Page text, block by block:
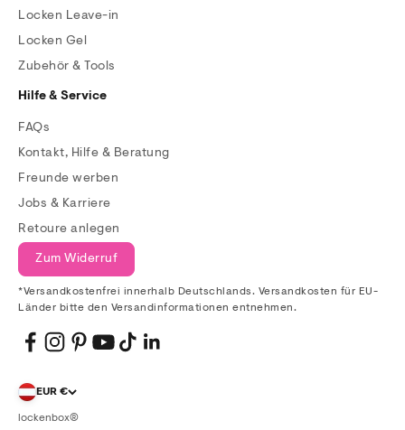
Locken Leave-in
Locken Gel
Zubehör & Tools
Hilfe & Service
FAQs
Kontakt, Hilfe & Beratung
Freunde werben
Jobs & Karriere
Retoure anlegen
Zum Widerruf
*Versandkostenfrei innerhalb Deutschlands. Versandkosten für EU-
Länder bitte den Versandinformationen entnehmen.
EUR €
lockenbox®